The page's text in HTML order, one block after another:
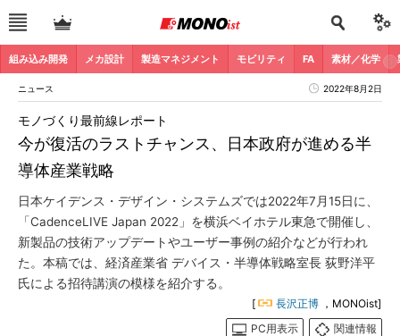
組み込み開発 メカ設計 製造マネジメント モビリティ FA 素材／化学
ニュース 2022年8月2日
今が復活のラストチャンス、日本政府が進める半
導体産業戦略
モノづくり最前線レポート
日本ケイデンス・デザイン・システムズでは2022年7月15日に、
「CadenceLIVE Japan 2022」を横浜ベイホテル東急で開催し、
新製品の技術アップデートやユーザー事例の紹介などが行われ
た。本稿では、経済産業省 デバイス・半導体戦略室長 荻野洋平
氏による招待講演の模様を紹介する。
[ 長沢正博 ，MONOist]
PC用表示
関連情報